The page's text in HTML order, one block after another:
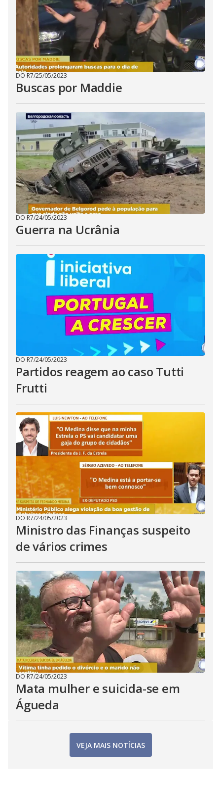
DO R7/25/05/2023
Buscas por Maddie
DO R7/24/05/2023
Guerra na Ucrânia
DO R7/24/05/2023
Partidos reagem ao caso Tutti
Frutti
DO R7/24/05/2023
Ministro das Finanças suspeito
de vários crimes
DO R7/24/05/2023
Mata mulher e suicida-se em
Águeda
VEJA MAIS NOTÍCIAS